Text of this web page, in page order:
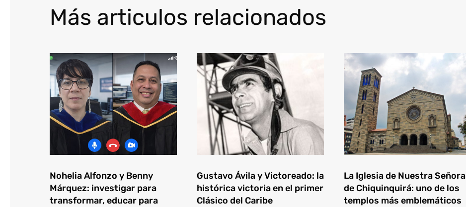
Más articulos relacionados
Nohelia Alfonzo y Benny
Márquez: investigar para
transformar, educar para
Gustavo Ávila y Victoreado: la
histórica victoria en el primer
Clásico del Caribe
La Iglesia de Nuestra Señora
de Chiquinquirá: uno de los
templos más emblemáticos